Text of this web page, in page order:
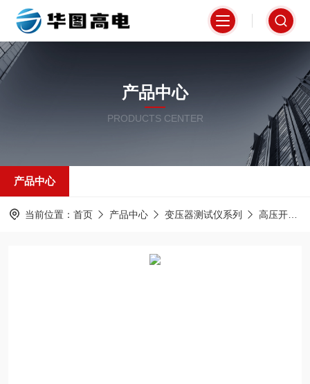
产品中心
PRODUCTS CENTER
产品中心
当前位置： 首页 产品中心 变压器测试仪系列 高压开关机械特性测试仪